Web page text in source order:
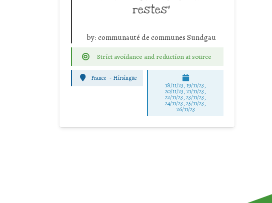
restes”
by: communauté de communes Sundgau
Strict avoidance and reduction at source
France - Hirsingue
18/11/23, 19/11/23,
20/11/23, 21/11/23,
22/11/23, 23/11/23,
24/11/23, 25/11/23,
26/11/23